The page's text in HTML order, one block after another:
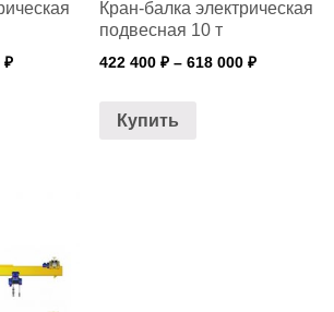
₽
Кран-балка электрическая
подвесная 10 т
422 400 ₽– 618 000 ₽
Купить